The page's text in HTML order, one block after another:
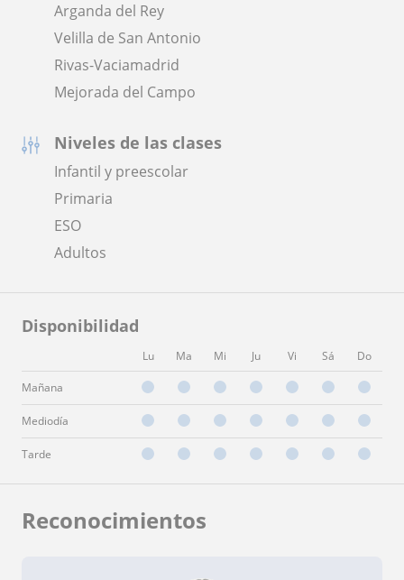
Arganda del Rey
Velilla de San Antonio
Rivas-Vaciamadrid
Mejorada del Campo
Niveles de las clases
Infantil y preescolar
Primaria
ESO
Adultos
Disponibilidad
Lu Ma Mi Ju Vi Sá Do
Mañana
Mediodía
Tarde
Reconocimientos